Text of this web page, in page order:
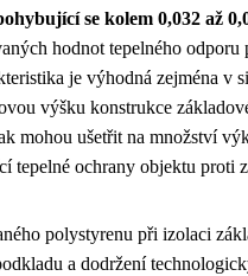
se kolem 0,032 až
hodnot tepelného
je výhodná zejména v
výšku konstrukce
mohou ušetřit na množství
tepelné ochrany objektu proti
polystyrenu při izolaci
a dodržení